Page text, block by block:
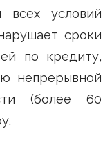
всех условий
сроки
по кредиту,
непрерывной
(более 60